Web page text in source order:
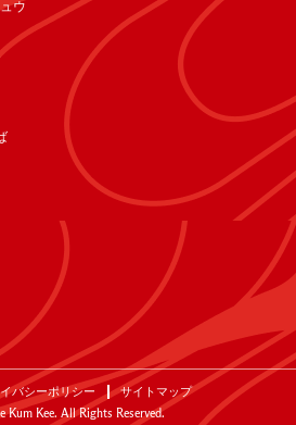
ウ
バシーポリシー
サイトマップ
Kum Kee. All Rights Reserved.